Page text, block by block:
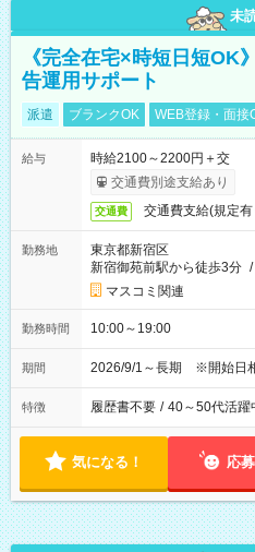
未
《完全在宅×時短日短OK
告運用サポート
派遣 ブランクOK WEB登録・面接
給与
時給2100～2200円＋交
交通費別途支給あり
交通費 交通費支給(規定
勤務地
東京都新宿区
新宿御苑前駅から徒歩3分 /
マスコミ関連
勤務時間 10:00～19:00
期間 2026/9/1～長期 ※開始日
特徴 履歴書不要 / 40～50代活躍
気になる！ 応